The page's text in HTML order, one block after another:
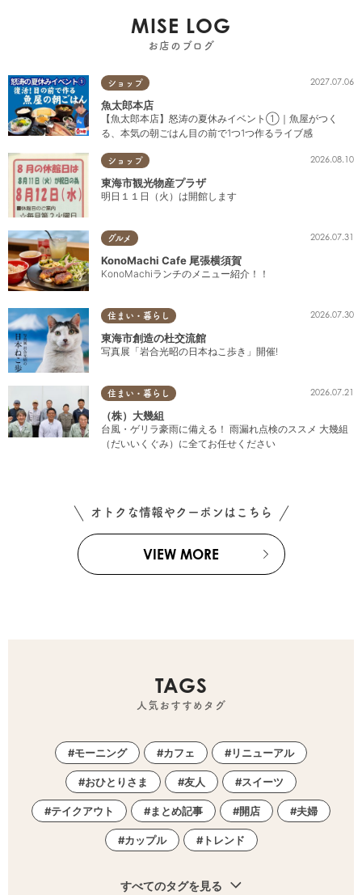
MISE LOG
お店のブログ
ショップ 2027.07.06
魚太郎本店
【魚太郎本店】怒涛の夏休みイベント①｜魚屋がつく
る、本気の朝ごはん目の前で1つ1つ作るライブ感
ショップ 2026.08.10
東海市観光物産プラザ
明日１１日（火）は開館します
グルメ 2026.07.31
KonoMachi Cafe 尾張横須賀
KonoMachiランチのメニュー紹介！！
住まい・暮らし 2026.07.30
東海市創造の杜交流館
写真展「岩合光昭の日本ねこ歩き」開催!
住まい・暮らし 2026.07.21
（株）大幾組
台風・ゲリラ豪雨に備える！ 雨漏れ点検のススメ 大幾組
（だいいくぐみ）に全てお任せください
オトクな情報やクーポンはこちら
VIEW MORE
TAGS
人気おすすめタグ
モーニング カフェ リニューアル
おひとりさま 友人 スイーツ
テイクアウト まとめ記事 開店 夫婦
カップル トレンド
すべてのタグを見る